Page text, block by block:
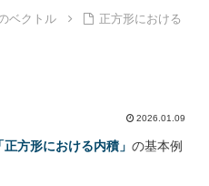
ベクトル
正方形における
2026.01.09
方形における内積」 の基本例